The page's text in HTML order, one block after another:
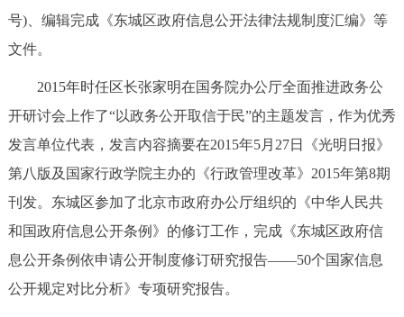
ITALIANO
回到顶部
号)、编辑完成《东城区政府信息公开法律法规制度汇编》等
文件。
2015年时任区长张家明在国务院办公厅全面推进政务公
开研讨会上作了“以政务公开取信于民”的主题发言，作为优秀
发言单位代表，发言内容摘要在2015年5月27日《光明日报》
第八版及国家行政学院主办的《行政管理改革》2015年第8期
刊发。东城区参加了北京市政府办公厅组织的《中华人民共
和国政府信息公开条例》的修订工作，完成《东城区政府信
息公开条例依申请公开制度修订研究报告——50个国家信息
公开规定对比分析》专项研究报告。